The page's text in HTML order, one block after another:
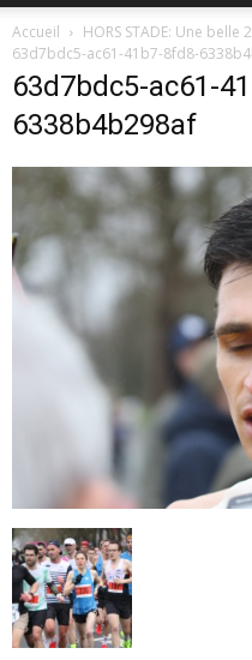
Accueil
HORS STADE: Une
63d7bdc5-ac61-41b7-8fd8-
63d7bdc5-ac61-
6338b4b298af